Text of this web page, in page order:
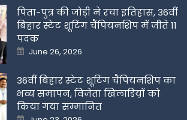
पिता-पुत्र की जोड़ी ने रचा इतिहास, 36वीं
बिहार स्टेट शूटिंग चैंपियनशिप में जीते 11
पदक
Posted
on
June 26, 2026
36वीं बिहार स्टेट शूटिंग चैंपियनशिप का
भव्य समापन, विजेता खिलाडिय़ों को
किया गया सम्मानित
Posted